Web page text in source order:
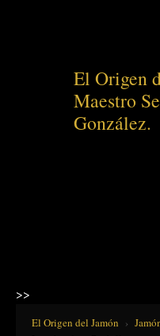
El Origen
Maestro
González.
>>
El Origen del Jamón ›